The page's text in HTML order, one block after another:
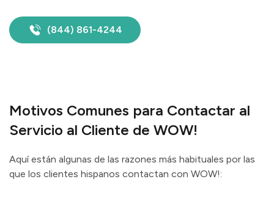
(844) 861-4244
Motivos Comunes para Contactar al
Servicio al Cliente de WOW!
Aquí están algunas de las razones más habituales por las
que los clientes hispanos contactan con WOW!: